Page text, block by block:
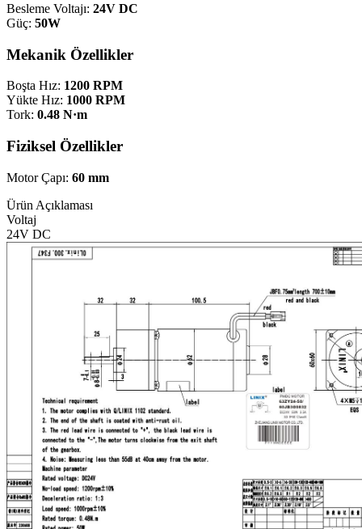
Besleme Voltajı: 24V DC
Güç: 50W
Mekanik Özellikler
Boşta Hız: 1200 RPM
Yükte Hız: 1000 RPM
Tork: 0.48 N·m
Fiziksel Özellikler
Motor Çapı: 60 mm
Ürün Açıklaması
Voltaj
24V DC